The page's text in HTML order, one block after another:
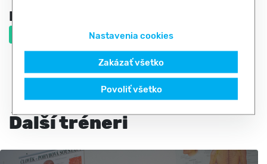
Prevádzky, kde Martin trénuje:
FYZIOTERAPIA A REHABILITÁCIA
Ďalší tréneri
Nastavenia cookies
Zakázať všetko
Povoliť všetko